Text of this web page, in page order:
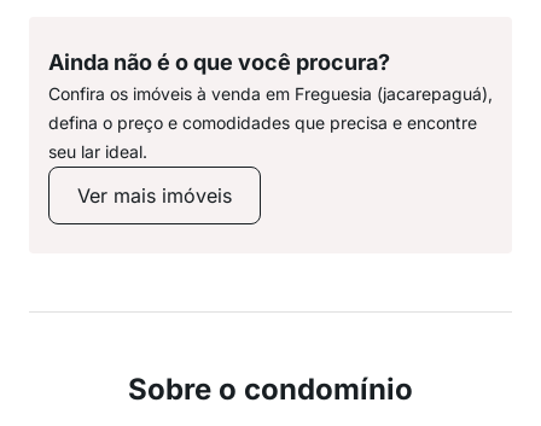
Ainda não é o que você procura?
Confira os imóveis à venda em Freguesia (jacarepaguá),
defina o preço e comodidades que precisa e encontre
seu lar ideal.
Ver mais imóveis
Sobre o condomínio